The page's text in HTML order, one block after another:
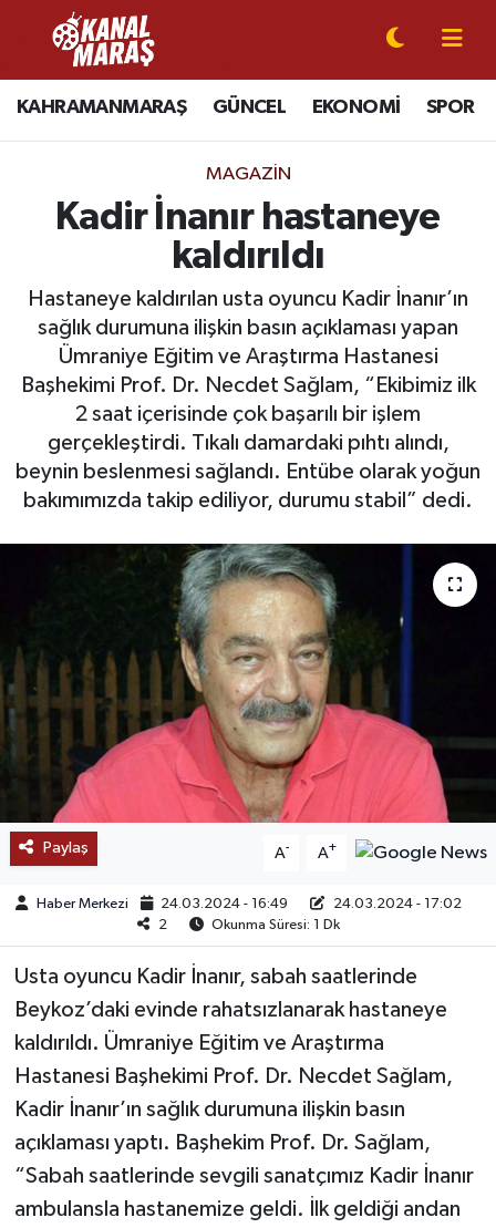
KAHRAMANMARAŞ GÜNCEL EKONOMİ SPOR
MAGAZİN
Kadir İnanır hastaneye
kaldırıldı
Hastaneye kaldırılan usta oyuncu Kadir İnanır’ın
sağlık durumuna ilişkin basın açıklaması yapan
Ümraniye Eğitim ve Araştırma Hastanesi
Başhekimi Prof. Dr. Necdet Sağlam, “Ekibimiz ilk
2 saat içerisinde çok başarılı bir işlem
gerçekleştirdi. Tıkalı damardaki pıhtı alındı,
beynin beslenmesi sağlandı. Entübe olarak yoğun
bakımımızda takip ediliyor, durumu stabil” dedi.
Paylaş A- A+
Haber Merkezi 24.03.2024 - 16:49
24.03.2024 - 17:02
2
Okunma Süresi: 1 Dk
Usta oyuncu Kadir İnanır, sabah saatlerinde
Beykoz’daki evinde rahatsızlanarak hastaneye
kaldırıldı. Ümraniye Eğitim ve Araştırma
Hastanesi Başhekimi Prof. Dr. Necdet Sağlam,
Kadir İnanır’ın sağlık durumuna ilişkin basın
açıklaması yaptı. Başhekim Prof. Dr. Sağlam,
“Sabah saatlerinde sevgili sanatçımız Kadir İnanır
ambulansla hastanemize geldi. İlk geldiği andan
CANLI YAYIN
KAHRAMANMARAŞ
GÜNCEL
SİYASET
EKONOMİ
GÜNDEM
MAGAZİN
BÖLGE
KEŞFET
POPÜLER
DÜNYA
OTOMOTİV
TEKNOLOJİ
YAŞAM
KÜLTÜR SANAT
Kahramanmaraş Nöbetçi Eczaneler
Kahramanmaraş Hava Durumu
Kahramanmaraş Namaz Vakitleri
Kahramanmaraş Trafik Yoğunluk Haritası
Süper Lig Puan Durumu ve Fikstür
Tüm Manşetler
Son Dakika Haberleri
Haber Arşivi